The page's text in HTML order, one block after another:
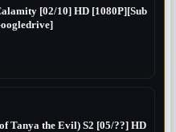
[02/10] HD [1080P][Sub
Tanya the Evil) S2 [05/??] HD